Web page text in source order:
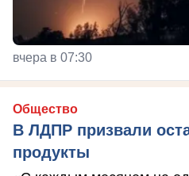
вчера в 07:30
Общество
В ЛДПР призвали
продукты